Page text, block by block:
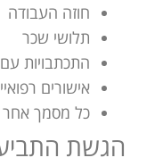
חוזה העבודה
תלושי שכר
התכתבויות
אישורים
כל מסמך אחר
הגשת